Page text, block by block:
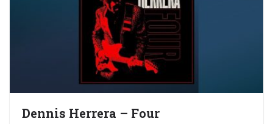
Dennis Herrera – Four